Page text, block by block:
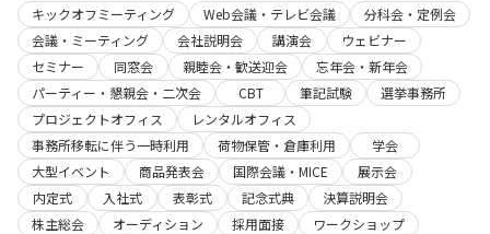
キックオフミーティング
Web会議・テレビ会議
分科会・定例会
会議・ミーティング
会社説明会 講演会
ウェビナー
セミナー
同窓会 親睦会・歓送迎会
忘年会・新年会
パーティー・懇親会・二次会
CBT 筆記試験
選挙事務所
プロジェクトオフィス
レンタルオフィス
事務所移転に伴う一時利用
荷物保管・倉庫利用
学会
大型イベント
商品発表会 国際会議・MICE
展示会
内定式
入社式 表彰式 記念式典
決算説明会
株主総会
オーディション 採用面接
ワークショップ